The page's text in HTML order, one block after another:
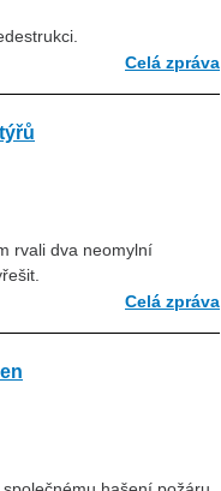
Celá zpráva
rvali dva neomylní
Celá zpráva